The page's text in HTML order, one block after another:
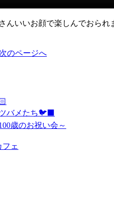
んいいお顔で楽しんでおられ
次のページへ
バメたち🐦‍⬛
歳のお祝い会～
ェ